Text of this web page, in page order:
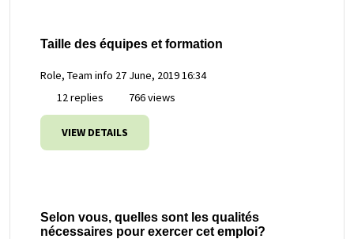
Taille des équipes et formation
Role, Team info 27 June, 2019 16:34
12 replies
766 views
VIEW DETAILS
Selon vous, quelles sont les qualités
nécessaires pour exercer cet emploi?